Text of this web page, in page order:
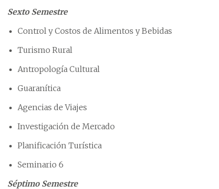
Sexto Semestre
Control y Costos de Alimentos y Bebidas
Turismo Rural
Antropología Cultural
Guaranítica
Agencias de Viajes
Investigación de Mercado
Planificación Turística
Seminario 6
Séptimo Semestre